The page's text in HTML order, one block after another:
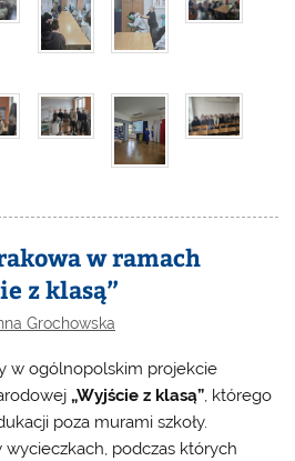
w ramach
z klasą”
Grochowska
w ogólnopolskim projekcie
„Wyjście z klasą”, którego
poza murami szkoły.
wycieczkach, podczas których